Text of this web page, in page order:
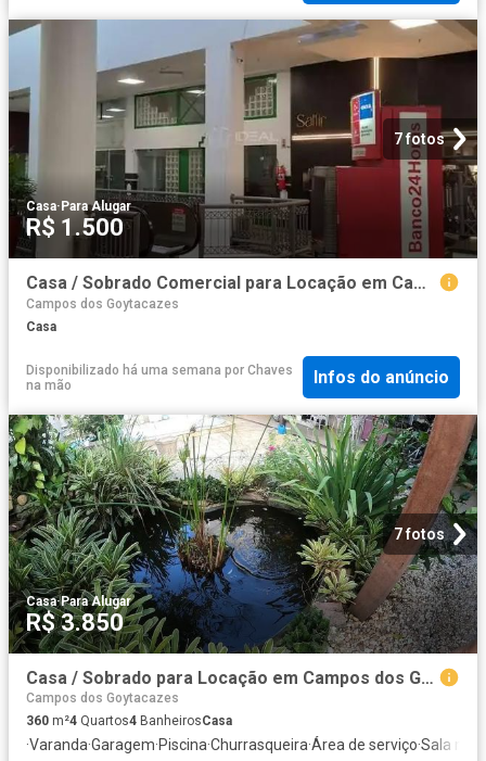
7 fotos
Casa· Para Alugar
R$ 1.500
Casa / Sobrado Comercial para Locação em Campos dos Goytacazes/RJ Parque Pelinca
Campos dos Goytacazes
Casa
Disponibilizado há uma semana por Chaves
na mão
Infos do anúncio
7 fotos
Casa·Para Alugar
R$ 3.850
Casa / Sobrado para Locação em Campos dos Goytacazes/RJ Alphaville 4 Quartos
Campos dos Goytacazes
360 m²4 Quartos4 BanheirosCasa
·Varanda·Garagem·Piscina·Churrasqueira·Área de serviço·Sala